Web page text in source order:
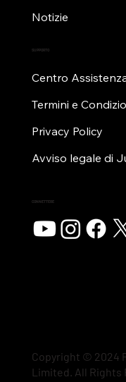
SUPPORTO
Centro
Termini e
Privacy Policy
Avviso legale di
Notizie
CONNETTERE
Copyright © 2024
Limited. All Rights